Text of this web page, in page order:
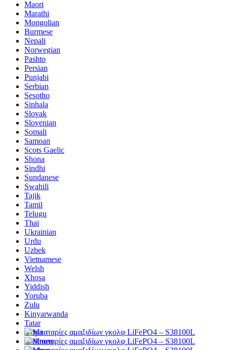
Maori
Marathi
Mongolian
Burmese
Nepali
Norwegian
Pashto
Persian
Punjabi
Serbian
Sesotho
Sinhala
Slovak
Slovenian
Somali
Samoan
Scots Gaelic
Shona
Sindhi
Sundanese
Swahili
Tajik
Tamil
Telugu
Thai
Ukrainian
Urdu
Uzbek
Vietnamese
Welsh
Xhosa
Yiddish
Yoruba
Zulu
Kinyarwanda
Tatar
Oriya
Turkmen